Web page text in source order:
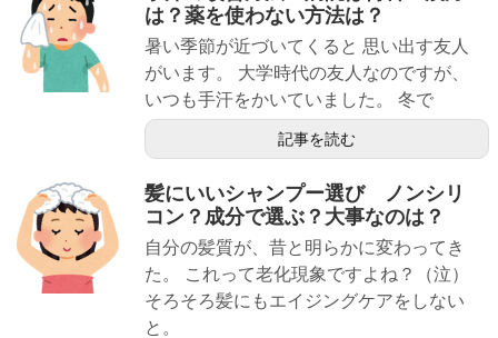
は？薬を使わない方法は？
暑い季節が近づいてくると 思い出す友人
がいます。 大学時代の友人なのですが、
いつも手汗をかいていました。 冬で
記事を読む
髪にいいシャンプー選び ノンシリ
コン？成分で選ぶ？大事なのは？
自分の髪質が、昔と明らかに変わってき
た。 これって老化現象ですよね？（泣）
そろそろ髪にもエイジングケアをしない
と。